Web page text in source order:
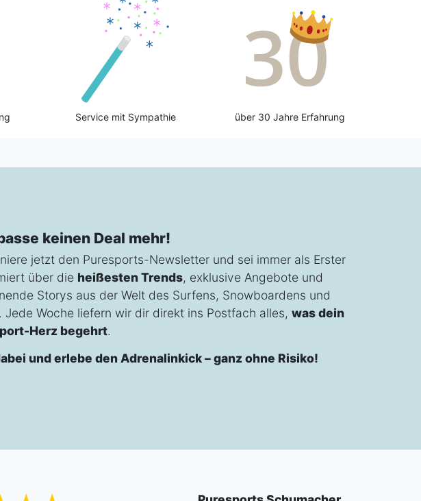
Service mit Sympathie über 30 Jahre Erfahrung
keinen Deal mehr!
jetzt den Puresports-Newsletter und sei immer als Erster
über die heißesten Trends, exklusive Angebote und
Storys aus der Welt des Surfens, Snowboardens und
Jede Woche liefern wir dir direkt ins Postfach alles, was dein
Herz begehrt.
und erlebe den Adrenalinkick – ganz ohne Risiko!